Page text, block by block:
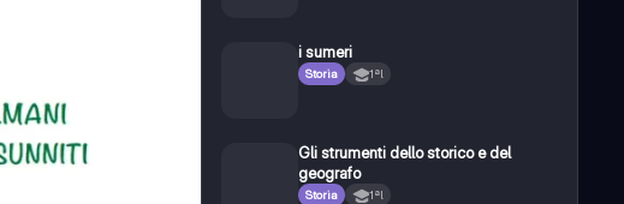
i sumeri
Storia 1ªl
Gli strumenti dello storico e del
geografo
Storia 1ªl